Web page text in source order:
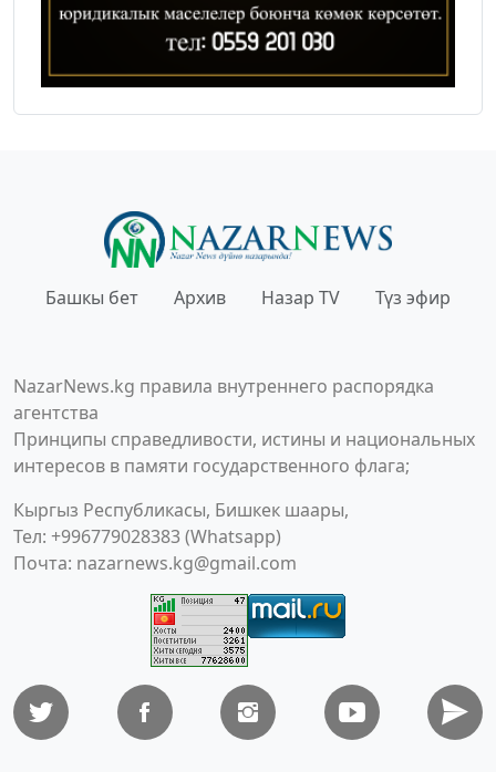
Башкы бет Архив Назар TV Түз эфир
NazarNews.kg правила внутреннего распорядка
агентства
Принципы справедливости, истины и национальных
интересов в памяти государственного флага;
Кыргыз Республикасы, Бишкек шаары,
Тел: +996779028383 (Whatsapp)
Почта: nazarnews.kg@gmail.com